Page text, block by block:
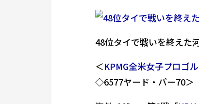
48位タイで戦いを終えた
＜KPMG全米女子プロゴ
◇6577ヤード・パー70＞